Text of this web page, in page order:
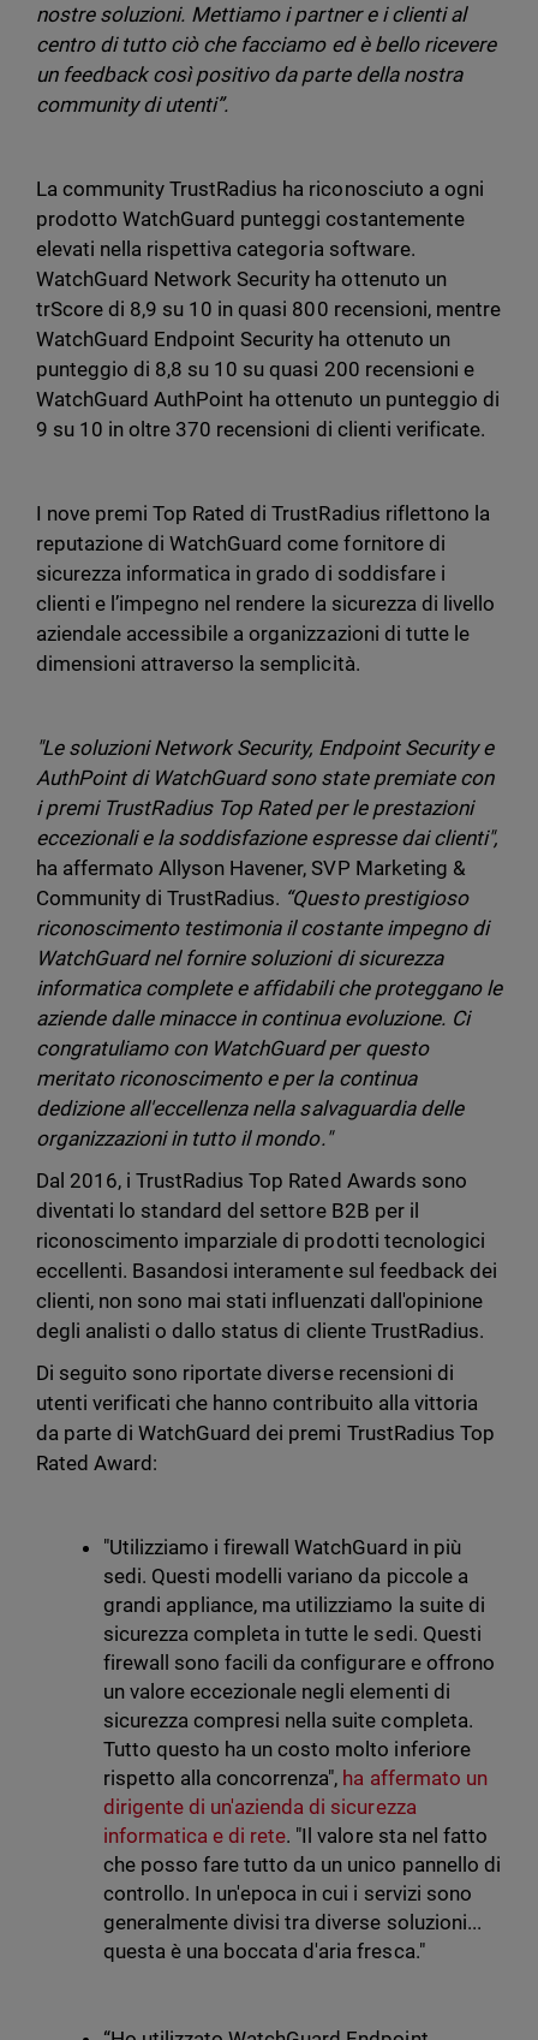
nostre soluzioni. Mettiamo i partner e i clienti al
centro di tutto ciò che facciamo ed è bello ricevere
un feedback così positivo da parte della nostra
community di utenti”.
La community TrustRadius ha riconosciuto a ogni
prodotto WatchGuard punteggi costantemente
elevati nella rispettiva categoria software.
WatchGuard Network Security ha ottenuto un
trScore di 8,9 su 10 in quasi 800 recensioni, mentre
WatchGuard Endpoint Security ha ottenuto un
punteggio di 8,8 su 10 su quasi 200 recensioni e
WatchGuard AuthPoint ha ottenuto un punteggio di
9 su 10 in oltre 370 recensioni di clienti verificate.
I nove premi Top Rated di TrustRadius riflettono la
reputazione di WatchGuard come fornitore di
sicurezza informatica in grado di soddisfare i
clienti e l’impegno nel rendere la sicurezza di livello
aziendale accessibile a organizzazioni di tutte le
dimensioni attraverso la semplicità.
"Le soluzioni Network Security, Endpoint Security e
AuthPoint di WatchGuard sono state premiate con
i premi TrustRadius Top Rated per le prestazioni
eccezionali e la soddisfazione espresse dai clienti",
ha affermato Allyson Havener, SVP Marketing &
Community di TrustRadius. “Questo prestigioso
riconoscimento testimonia il costante impegno di
WatchGuard nel fornire soluzioni di sicurezza
informatica complete e affidabili che proteggano le
aziende dalle minacce in continua evoluzione. Ci
congratuliamo con WatchGuard per questo
meritato riconoscimento e per la continua
dedizione all'eccellenza nella salvaguardia delle
organizzazioni in tutto il mondo."
Dal 2016, i TrustRadius Top Rated Awards sono
diventati lo standard del settore B2B per il
riconoscimento imparziale di prodotti tecnologici
eccellenti. Basandosi interamente sul feedback dei
clienti, non sono mai stati influenzati dall'opinione
degli analisti o dallo status di cliente TrustRadius.
Di seguito sono riportate diverse recensioni di
utenti verificati che hanno contribuito alla vittoria
da parte di WatchGuard dei premi TrustRadius Top
Rated Award:
"Utilizziamo i firewall WatchGuard in più
sedi. Questi modelli variano da piccole a
grandi appliance, ma utilizziamo la suite di
sicurezza completa in tutte le sedi. Questi
firewall sono facili da configurare e offrono
un valore eccezionale negli elementi di
sicurezza compresi nella suite completa.
Tutto questo ha un costo molto inferiore
rispetto alla concorrenza", ha affermato un
dirigente di un'azienda di sicurezza
informatica e di rete. "Il valore sta nel fatto
che posso fare tutto da un unico pannello di
controllo. In un'epoca in cui i servizi sono
generalmente divisi tra diverse soluzioni...
questa è una boccata d'aria fresca."